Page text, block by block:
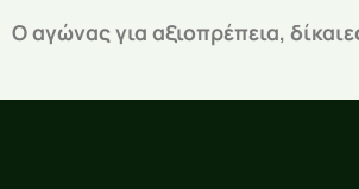
Ο αγώνας για αξιοπρέπεια,